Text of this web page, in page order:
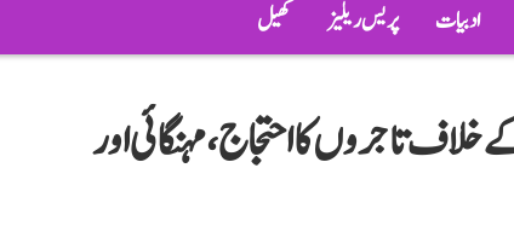
ادبیات پریس ریلیز کھیل
تاجروں کا احتجاج، مہنگائی اور